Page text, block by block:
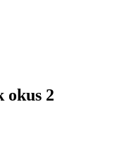
okus 2